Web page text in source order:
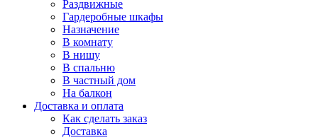
Раздвижные
Гардеробные шкафы
Назначение
В комнату
В нишу
В спальню
В частный дом
На балкон
Доставка и оплата
Как сделать заказ
Доставка